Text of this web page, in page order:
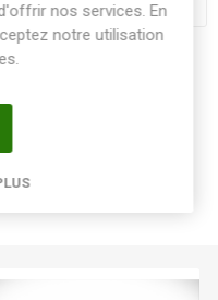
nos services. En
notre utilisation